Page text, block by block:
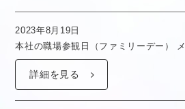
2023年8月19日
本社の職場参観日（ファミリーデー）
詳細を見る